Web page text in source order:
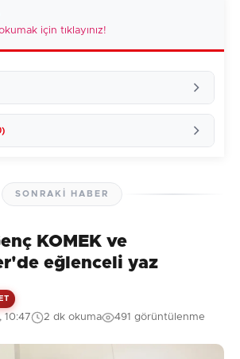
için tıklayınız!
yapılmamış. İlk yorumu siz yapın!
SONRAKI HABER
KOMEK ve
eğlenceli yaz
10:47 2 dk okuma 491 görüntülenme